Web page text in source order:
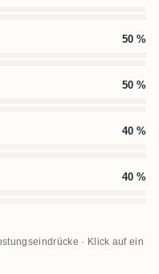
50 %
50 %
40 %
40 %
· Klick auf ein